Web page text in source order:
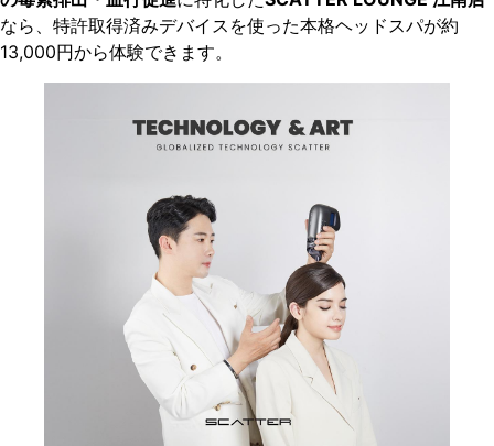
なら、特許取得済みデバイスを使った本格ヘッドスパが約
13,000円から体験できます。